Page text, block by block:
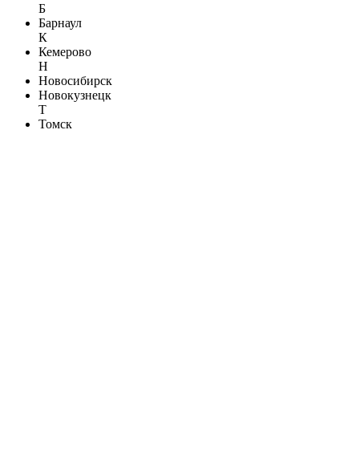
Б
Барнаул
К
Кемерово
Н
Новосибирск
Новокузнецк
Т
Томск